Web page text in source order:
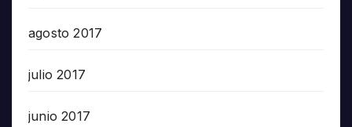
agosto 2017
julio 2017
junio 2017